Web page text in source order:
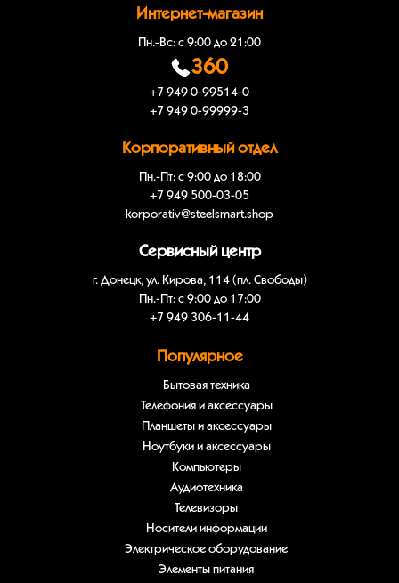
Интернет-магазин
Пн.-Вс: с 9:00 до 21:00
360
+7 949 0-99514-0
+7 949 0-99999-3
Корпоративный отдел
Пн.-Пт: с 9:00 до 18:00
+7 949 500-03-05
korporativ@steelsmart.shop
Сервисный центр
г. Донецк, ул. Кирова, 114 (пл. Свободы)
Пн.-Пт: с 9:00 до 17:00
+7 949 306-11-44
Популярное
Бытовая техника
Телефония и аксессуары
Планшеты и аксессуары
Ноутбуки и аксессуары
Компьютеры
Аудиотехника
Телевизоры
Носители информации
Электрическое оборудование
Элементы питания